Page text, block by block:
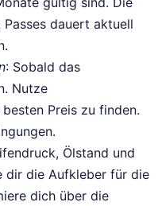
Passes dauert aktuell
: Sobald das
Nutze
Preis zu finden.
Ölstand und
dir die Aufkleber für die
dich über die